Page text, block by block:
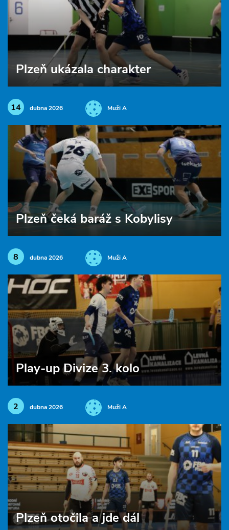
Plzeň ukázala charakter
14 dubna 2026 Muži A
Plzeň čeká baráž s Kobylisy
8 dubna 2026 Muži A
Play-up Divize 3. kolo
2 dubna 2026 Muži A
Plzeň otočila a jde dál